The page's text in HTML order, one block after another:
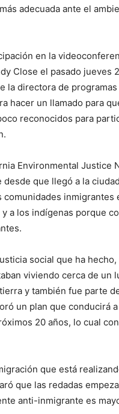
adecuada ante el
en la
Close el pasado jueves
la directora de
hacer un llamado para
reconocidos para
Environmental Justice
que llegó a la
inmigrantes
a los indígenas porque
social que ha
viviendo cerca de un
y también fue parte
un plan que conducirá
20 años, lo cual
que está
que las redadas
anti-inmigrante es